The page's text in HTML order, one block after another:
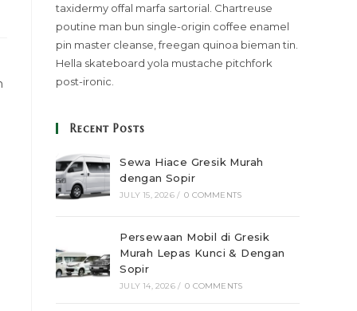
taxidermy offal marfa sartorial. Chartreuse
poutine man bun single-origin coffee enamel
pin master cleanse, freegan quinoa bieman tin.
Hella skateboard yola mustache pitchfork
post-ironic.
Recent Posts
Sewa Hiace Gresik Murah
dengan Sopir
JULY 15, 2026 / 0 COMMENTS
Persewaan Mobil di Gresik
Murah Lepas Kunci & Dengan
Sopir
JULY 14, 2026 / 0 COMMENTS